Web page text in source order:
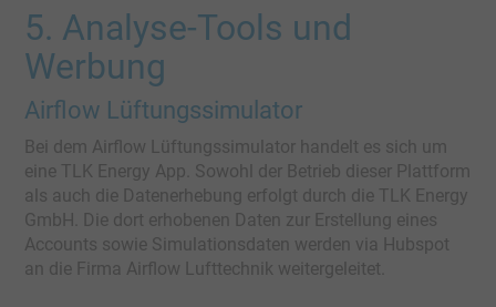
5. Analyse-Tools und
Werbung
Airflow Lüftungssimulator
Bei dem Airflow Lüftungssimulator handelt es sich um
eine TLK Energy App. Sowohl der Betrieb dieser Plattform
als auch die Datenerhebung erfolgt durch die TLK Energy
GmbH. Die dort erhobenen Daten zur Erstellung eines
Accounts sowie Simulationsdaten werden via Hubspot
an die Firma Airflow Lufttechnik weitergeleitet.